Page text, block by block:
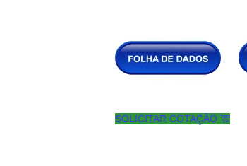
SOLICITAR COTAÇÃO